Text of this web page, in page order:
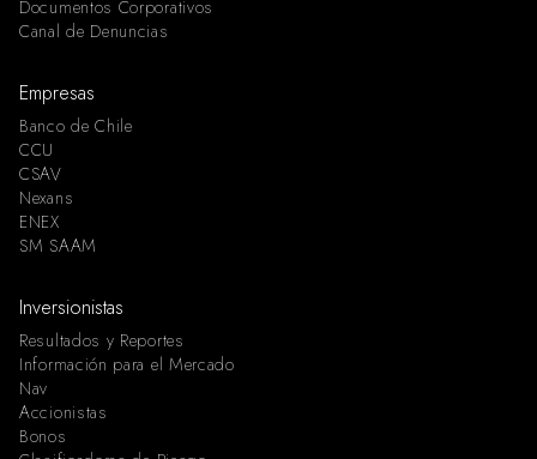
Documentos Corporativos
Canal de Denuncias
Empresas
Banco de Chile
CCU
CSAV
Nexans
ENEX
SM SAAM
Inversionistas
Resultados y Reportes
Información para el Mercado
Nav
Accionistas
Bonos